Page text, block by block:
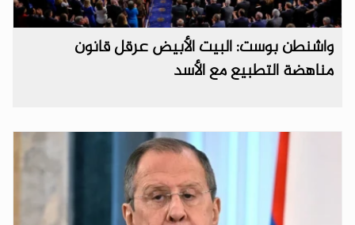
واشنطن بوست: البيت الأبيض عرقل قانون
مناهضة التطبيع مع الأسد